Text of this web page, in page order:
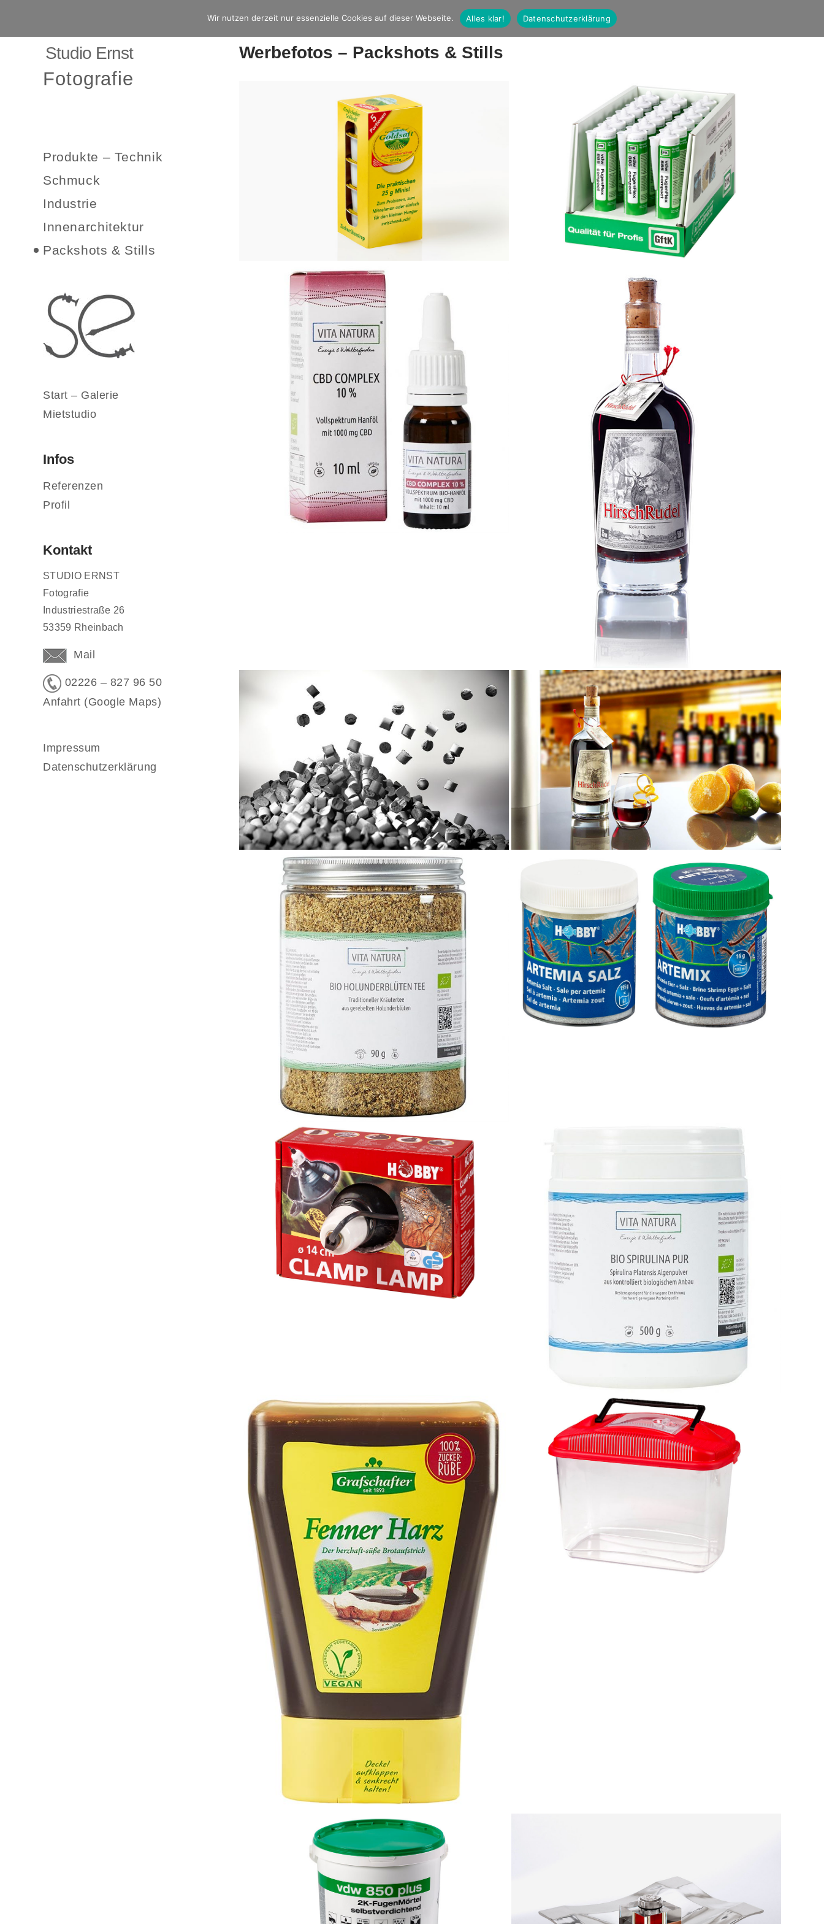
Studio Ernst
Fotografie
Produkte – Technik
Schmuck
Industrie
Innenarchitektur
Packshots & Stills
Start – Galerie
Mietstudio
Infos
Referenzen
Profil
Kontakt
STUDIO ERNST
Fotografie
Industriestraße 26
53359 Rheinbach
Mail
02226 – 827 96 50
Anfahrt (Google Maps)
Impressum
Datenschutzerklärung
Werbefotos – Packshots & Stills
Wir nutzen derzeit nur essenzielle Cookies auf dieser Webseite. Alles klar! Datenschutzerklärung